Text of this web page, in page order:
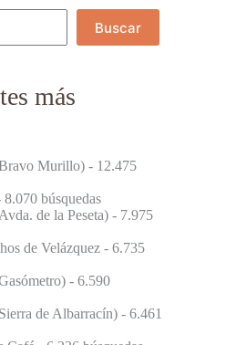
Buscar
más
Murillo) - 12.475
8.070 búsquedas
de la Peseta) - 7.975
de Velázquez - 6.735
- 6.590
de Albarracín) - 6.461